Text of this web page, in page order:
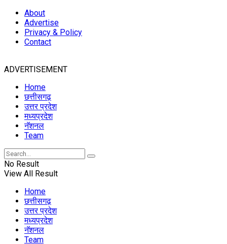
About
Advertise
Privacy & Policy
Contact
ADVERTISEMENT
Home
छत्तीसगढ़
उत्तर प्रदेश
मध्यप्रदेश
नॅशनल
Team
No Result
View All Result
Home
छत्तीसगढ़
उत्तर प्रदेश
मध्यप्रदेश
नॅशनल
Team